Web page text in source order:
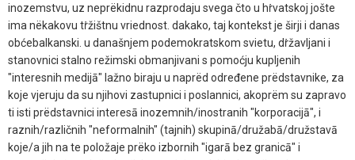
inozemstvu, uz neprëkidnu razprodaju svega čto u hṙvatskoj jošte
ima nëkakovu tṙžištnu vriednost. dakako, taj kontekst je širji i danas
obćebalkanski. u današnjem podemokratskom svietu, dṙžavljani i
stanovnici stalno režimski obmanjivani s pomoćju kupljenih
"interesnih medijā" lažno biraju u naprëd određene prëdstavnike, za
koje vjeruju da su njihovi zastupnici i poslannici, akoprëm su zapravo
ti isti prëdstavnici interesā inozemnih/inostranih "korporacijā", i
raznih/različnih "neformalnih" (tajnih) skupinā/družabā/družstavā
koje/a jih na te položaje prëko izbornih "igarā bez granicā" i